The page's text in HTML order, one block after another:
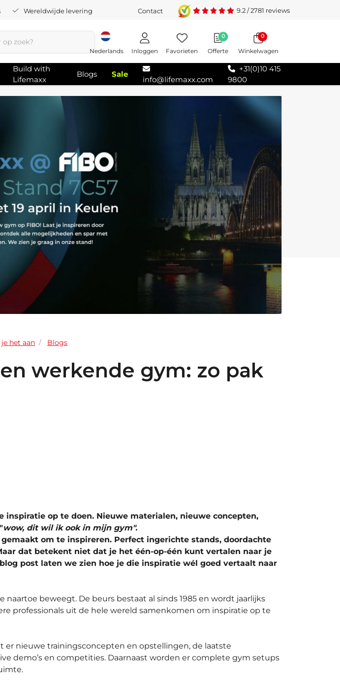
Wereldwijde levering Contact 9.2/2781 reviews
Nederlands Inloggen Favorieten Offerte
0 0
Winkelwagen
Build with
Lifemaxx
Blogs Sale
info@lifemaxx.com
+31(0)10 415
9800
het aan Blogs
werkende gym: zo pak
op te doen. Nieuwe materialen, nieuwe concepten,
wow, dit wil ik ook in mijn gym".
om te inspireren. Perfect ingerichte stands, doordachte
dat betekent niet dat je het één-op-één kunt vertalen naar je
post laten we zien hoe je die inspiratie wél goed vertaalt naar
beweegt. De beurs bestaat al sinds 1985 en wordt jaarlijks
professionals uit de hele wereld samenkomen om inspiratie op te
er nieuwe trainingsconcepten en opstellingen, de laatste
demo’s en competities. Daarnaast worden er complete gym setups